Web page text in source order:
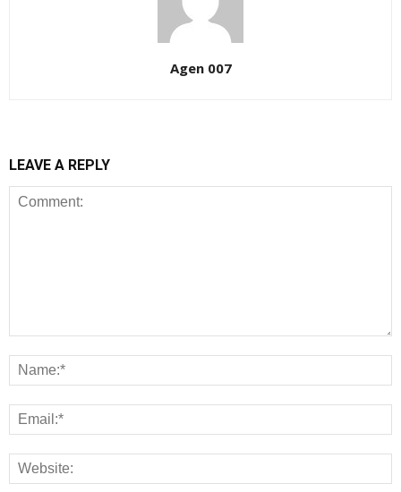
Agen 007
LEAVE A REPLY